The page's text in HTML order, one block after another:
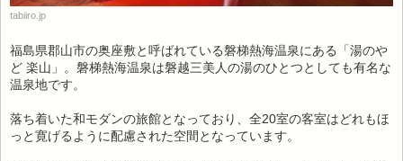
tabiiro.jp
福島県郡山市の奥座敷と呼ばれている磐梯熱海温泉にある「湯のや
ど 楽山」。磐梯熱海温泉は磐越三美人の湯のひとつとしても有名な
温泉地です。
落ち着いた和モダンの旅館となっており、全20室の客室はどれもほ
っと寛げるように配慮された空間となっています。